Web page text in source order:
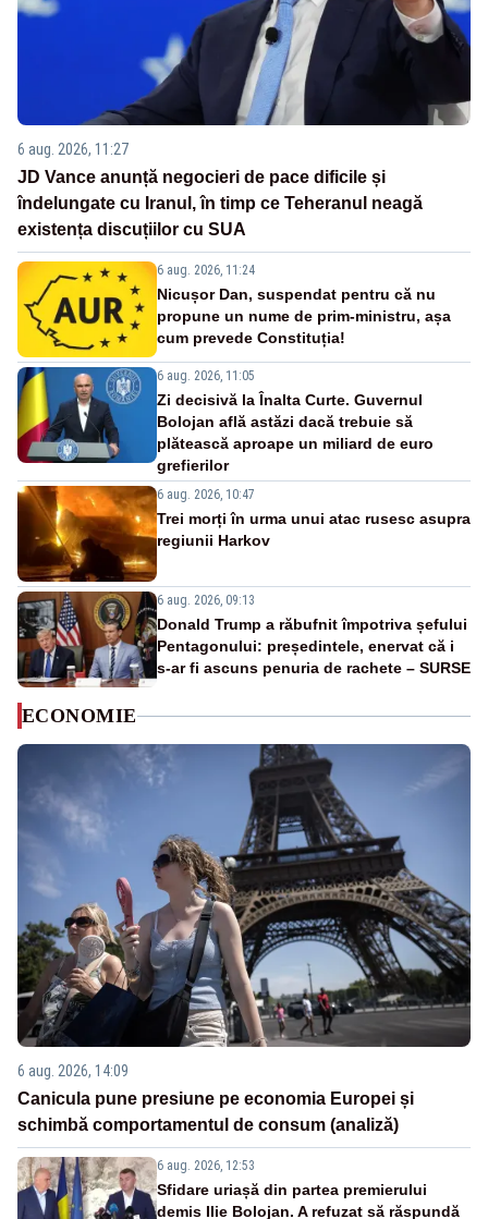
6 aug. 2026, 11:27
JD Vance anunță negocieri de pace dificile și
îndelungate cu Iranul, în timp ce Teheranul neagă
existența discuțiilor cu SUA
6 aug. 2026, 11:24
Nicușor Dan, suspendat pentru că nu
propune un nume de prim-ministru, așa
cum prevede Constituția!
6 aug. 2026, 11:05
Zi decisivă la Înalta Curte. Guvernul
Bolojan află astăzi dacă trebuie să
plătească aproape un miliard de euro
grefierilor
6 aug. 2026, 10:47
Trei morți în urma unui atac rusesc asupra
regiunii Harkov
6 aug. 2026, 09:13
Donald Trump a răbufnit împotriva șefului
Pentagonului: președintele, enervat că i
s-ar fi ascuns penuria de rachete – SURSE
ECONOMIE
6 aug. 2026, 14:09
Canicula pune presiune pe economia Europei și
schimbă comportamentul de consum (analiză)
6 aug. 2026, 12:53
Sfidare uriașă din partea premierului
demis Ilie Bolojan. A refuzat să răspundă